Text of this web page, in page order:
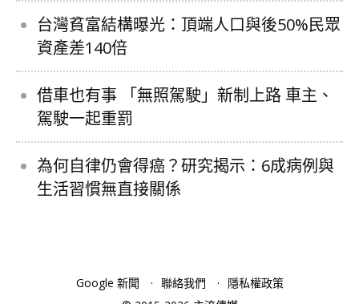
台灣貧富結構曝光：頂端人口與後50%民眾
資產差140倍
借車也有事 「無照駕駛」新制上路 車主、
駕駛一起重罰
為何自律仍會得癌？研究揭示：6成病例與
生活習慣無直接關係
Google 新聞 聯絡我們
隱私權政策